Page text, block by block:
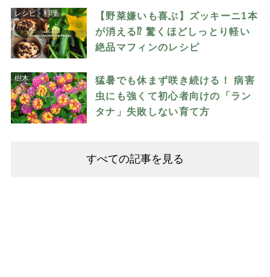
レシピ・料理
【野菜嫌いも喜ぶ】ズッキーニ1本
が消える⁉︎ 驚くほどしっとり軽い
絶品マフィンのレシピ
樹木
猛暑でも休まず咲き続ける！ 病害
虫にも強くて初心者向けの「ラン
タナ」失敗しない育て方
すべての記事を見る